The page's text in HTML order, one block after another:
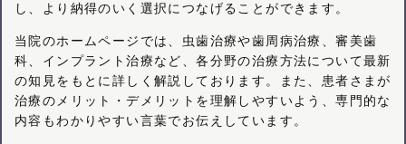
し、より納得のいく選択につなげることができます。
当院のホームページでは、虫歯治療や歯周病治療、審美歯
科、インプラント治療など、各分野の治療方法について最新
の知見をもとに詳しく解説しております。また、患者さまが
治療のメリット・デメリットを理解しやすいよう、専門的な
内容もわかりやすい言葉でお伝えしています。